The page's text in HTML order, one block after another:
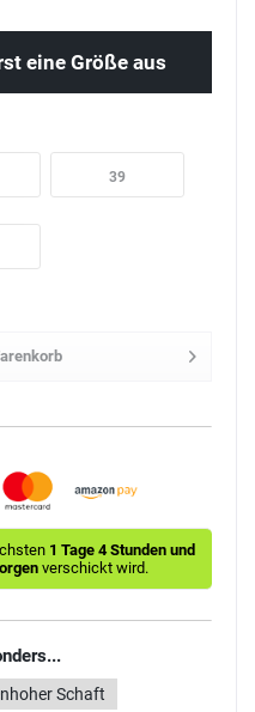
eine Größe aus
39
1 Tage 4 Stunden und
verschickt wird.
Schaft